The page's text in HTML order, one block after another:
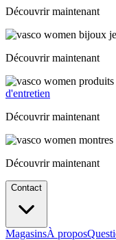
Découvrir maintenant
Découvrir maintenant
d'entretien
Découvrir maintenant
Découvrir maintenant
Contact
MagasinsÀ propos